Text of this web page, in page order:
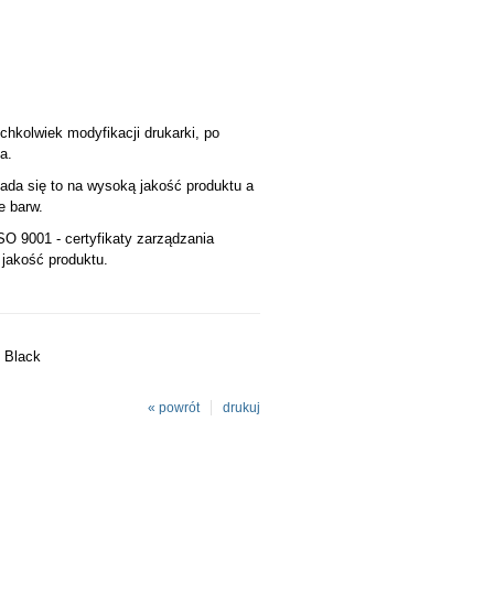
modyfikacji drukarki, po
się to na wysoką jakość produktu a
barw.
9001 - certyfikaty zarządzania
produktu.
Black
drukuj
« powrót